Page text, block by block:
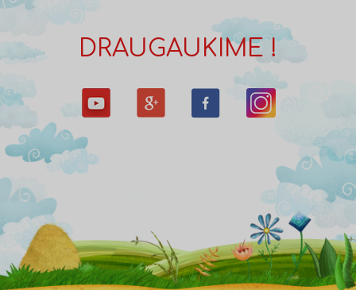
DRAUGAUKIME !